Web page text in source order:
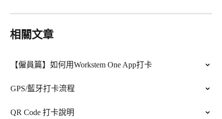
相關文章
【僱員篇】如何用Workstem One App打卡
GPS/藍牙打卡流程
QR Code 打卡說明